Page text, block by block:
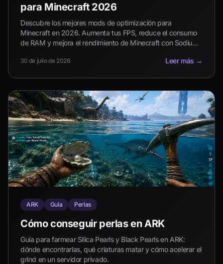
para Minecraft 2026
Descubre los mejores mods de optimización para
Minecraft en 2026. Aumenta tus FPS, reduce el consumo
de RAM y mejora el rendimiento de Minecraft con Sodium,
30 de julio de 2026 Leer más →
ARK Guía Perlas
Cómo conseguir perlas en ARK
Guía para farmear Silica Pearls y Black Pearls en ARK:
dónde encontrarlas, qué criaturas matar y cómo acelerar el
grind en un servidor privado.